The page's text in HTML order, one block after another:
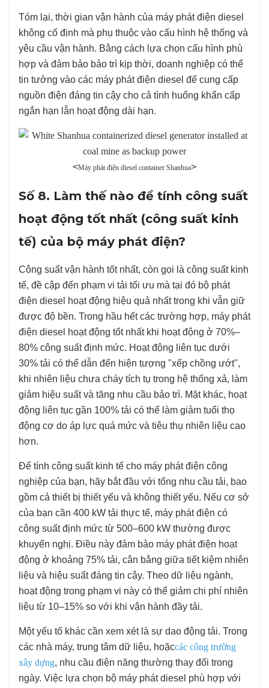
Tóm lại, thời gian vận hành của máy phát điện diesel
không cố định mà phụ thuộc vào cấu hình hệ thống và
yêu cầu vận hành. Bằng cách lựa chọn cấu hình phù
hợp và đảm bảo bảo trì kịp thời, doanh nghiệp có thể
tin tưởng vào các máy phát điện diesel để cung cấp
nguồn điện đáng tin cậy cho cả tình huống khẩn cấp
ngắn hạn lẫn hoạt động dài hạn.
<Máy phát điện diesel container Shanhua>
Số 8. Làm thế nào để tính công suất
hoạt động tốt nhất (công suất kinh
tế) của bộ máy phát điện?
Công suất vận hành tốt nhất, còn gọi là công suất kinh
tế, đề cập đến phạm vi tải tối ưu mà tại đó bộ phát
điện diesel hoạt động hiệu quả nhất trong khi vẫn giữ
được độ bền. Trong hầu hết các trường hợp, máy phát
điện diesel hoạt động tốt nhất khi hoạt động ở 70%–
80% công suất định mức. Hoạt động liên tục dưới
30% tải có thể dẫn đến hiện tượng "xếp chồng ướt",
khi nhiên liệu chưa cháy tích tụ trong hệ thống xả, làm
giảm hiệu suất và tăng nhu cầu bảo trì. Mặt khác, hoạt
động liên tục gần 100% tải có thể làm giảm tuổi thọ
động cơ do áp lực quá mức và tiêu thụ nhiên liệu cao
hơn.
Để tính công suất kinh tế cho máy phát điện công
nghiệp của bạn, hãy bắt đầu với tổng nhu cầu tải, bao
gồm cả thiết bị thiết yếu và không thiết yếu. Nếu cơ sở
của bạn cần 400 kW tải thực tế, máy phát điện có
công suất định mức từ 500–600 kW thường được
khuyến nghị. Điều này đảm bảo máy phát điện hoạt
động ở khoảng 75% tải, cân bằng giữa tiết kiệm nhiên
liệu và hiệu suất đáng tin cậy. Theo dữ liệu ngành,
hoạt động trong phạm vi này có thể giảm chi phí nhiên
liệu từ 10–15% so với khi vận hành đầy tải.
Một yếu tố khác cần xem xét là sự dao động tải. Trong
các nhà máy, trung tâm dữ liệu, hoặccác công trường
xây dựng, nhu cầu điện năng thường thay đổi trong
ngày. Việc lựa chọn bộ máy phát diesel phù hợp với